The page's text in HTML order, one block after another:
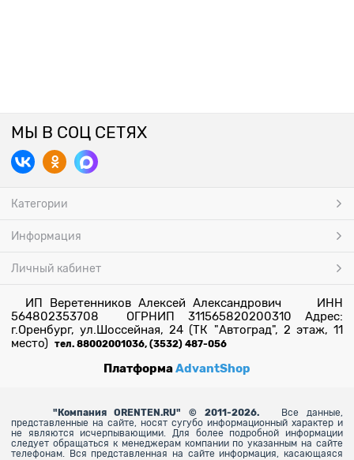
МЫ В СОЦ СЕТЯХ
Категории
Информация
Личный кабинет
ИП Веретенников Алексей Александрович ИНН
564802353708 ОГРНИП 311565820200310 Адрес:
г.Оренбург, ул.Шоссейная, 24 (ТК "Автоград", 2 этаж, 11
место) тел. 88002001036, (3532) 487-056
ПлатформаAdvantShop
" Компания ORENTEN.RU" © 2011-2026.
Все данные,
представленные на сайте, носят сугубо информационный характер и
не являются исчерпывающими. Для более подробной информации
следует обращаться к менеджерам компании по указанным на сайте
телефонам. Вся представленная на сайте информация, касающаяся